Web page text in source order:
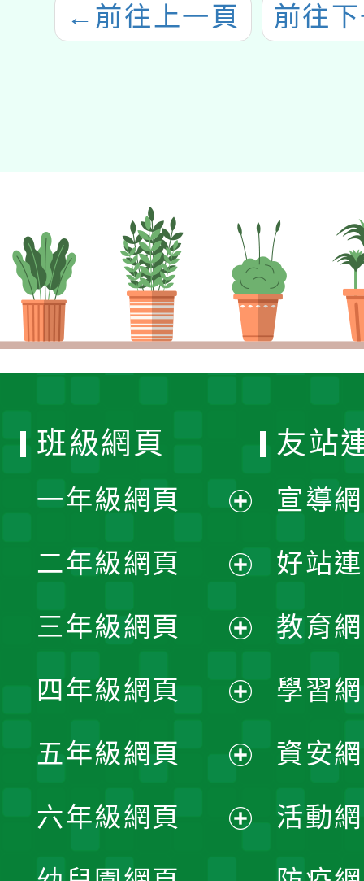
← 前往上一頁 前往
班級網頁
一年級網頁
開
選
單
二年級網頁
開
選
單
三年級網頁
開
選
單
四年級網頁
開
選
五年級網頁
開
六年級網頁
友站
宣導
好站
教育
學習
資安
活動